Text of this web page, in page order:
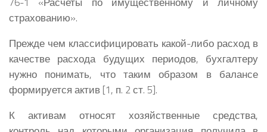
страхованию».
Прежде чем классифицировать какой-либо расход в
качестве расхода будущих периодов, бухгалтеру
нужно понимать, что таким образом в балансе
формируется актив [1, п. 2 ст. 5].
К активам относят хозяйственные средства,